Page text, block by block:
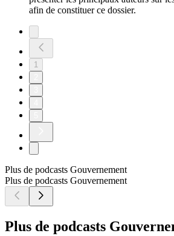
afin de constituer ce dossier.
1
Plus de podcasts Gouvernement
Plus de podcasts Gouvernement
Plus de podcasts